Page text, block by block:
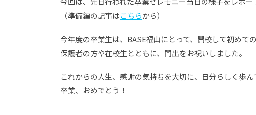
（準備編の記事はこちらから）
今年度の卒業生は、BASE福山にとって、開校して初めての
保護者の方や在校生とともに、門出をお祝いしました。
これからの人生、感謝の気持ちを大切に、自分らしく歩
卒業、おめでとう！